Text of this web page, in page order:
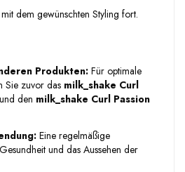
dem gewünschten Styling fort.
Produkten: Für optimale
Sie zuvor das milk_shake Curl
und den milk_shake Curl Passion
Eine regelmäßige
und das Aussehen der